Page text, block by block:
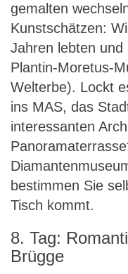
gemalten
Kunstschätzen:
Jahren lebten
Plantin-Moretus-
Welterbe). Lockt
ins MAS, das
interessanten
bestimmen Sie
Tisch kommt.
8. Tag:
Brügge